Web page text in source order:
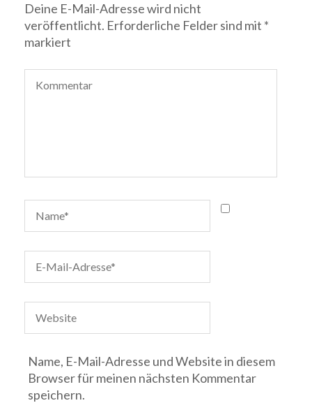
Deine E-Mail-Adresse wird nicht
veröffentlicht. Erforderliche Felder sind mit *
markiert
Name, E-Mail-Adresse und Website in diesem
Browser für meinen nächsten Kommentar
speichern.